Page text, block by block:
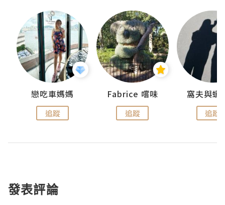
戀吃車媽媽
追蹤
Fabrice 嚐味
追蹤
窩夫與蝦
追蹤
發表評論